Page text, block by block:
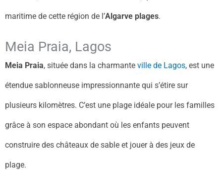
maritime de cette région de l’Algarve plages.
Meia Praia, Lagos
Meia Praia, située dans la charmante ville de Lagos, est une
étendue sablonneuse impressionnante qui s’étire sur
plusieurs kilomètres. C’est une plage idéale pour les familles
grâce à son espace abondant où les enfants peuvent
construire des châteaux de sable et jouer à des jeux de
plage.